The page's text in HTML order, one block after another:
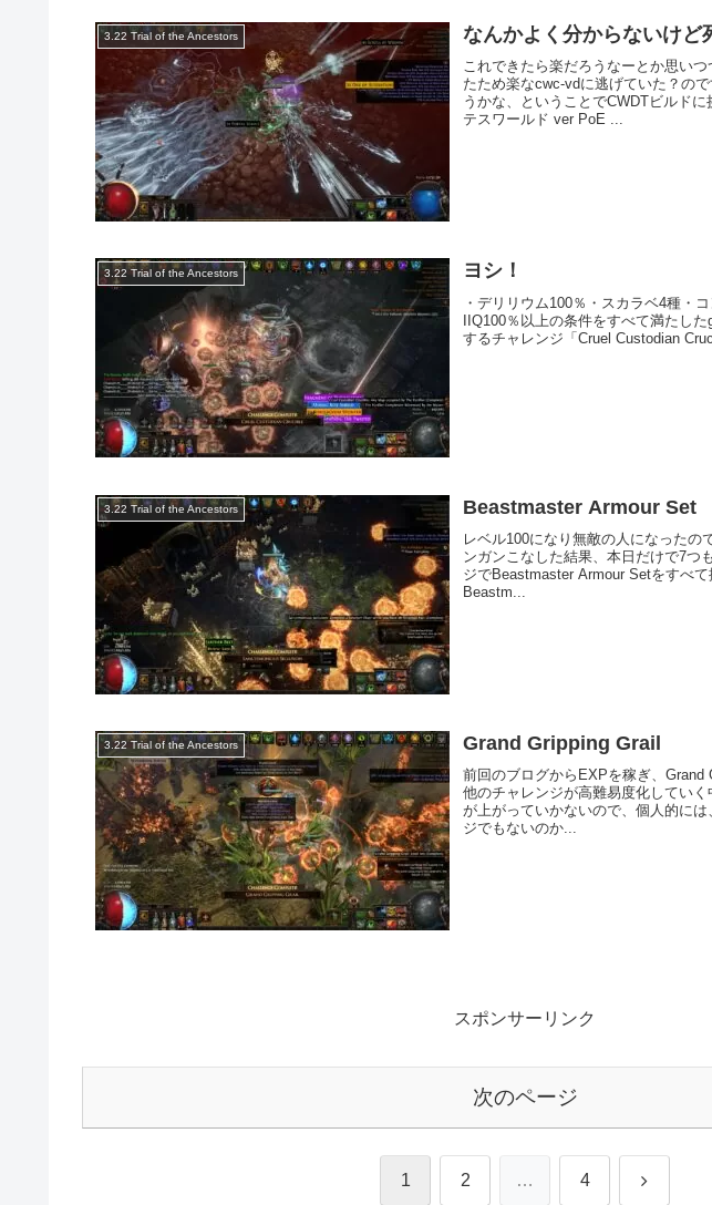
3.22 Trial of the Ancestors なんかよく分からないけど
これできたら楽だろうなーとか思い
たため楽なcwc-vdに逃げていた？の
うかな、ということでCWDTビルド
テスワールド ver PoE ...
3.22 Trial of the Ancestors ヨシ！
・デリリウム100％・スカラベ4種・
IIQ100％以上の条件をすべて満たし
するチャレンジ「Cruel Custodian
3.22 Trial of the Ancestors Beastmaster Armour Set
レベル100になり無敵の人になったの
ンガンこなした結果、本日だけで7つ
ジでBeastmaster Armour Setをすべ
Beastm...
3.22 Trial of the Ancestors Grand Gripping Grail
前回のブログからEXPを稼ぎ、Grand
他のチャレンジが高難易度化してい
が上がっていかないので、個人的に
ジでもないのか...
スポンサーリンク
次のページ
1 2 … 4 次